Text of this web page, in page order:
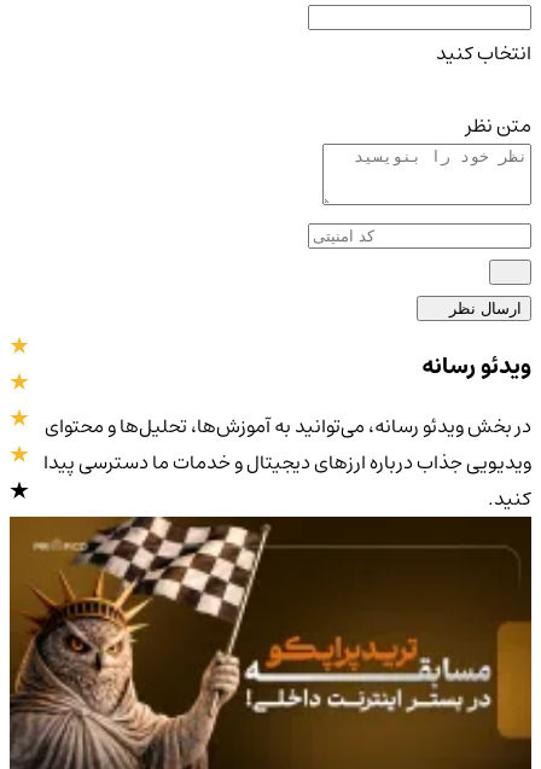
انتخاب کنید
متن نظر
ارسال نظر
4.0/5
ویدئو رسانه
در بخش ویدئو رسانه، می‌توانید به آموزش‌ها، تحلیل‌ها و محتوای
ویدیویی جذاب درباره ارزهای دیجیتال و خدمات ما دسترسی پیدا
کنید.